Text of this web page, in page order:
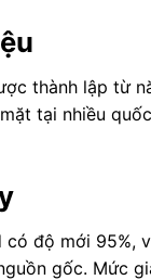
thành lập từ
tại nhiều
có độ mới
gốc. Mức